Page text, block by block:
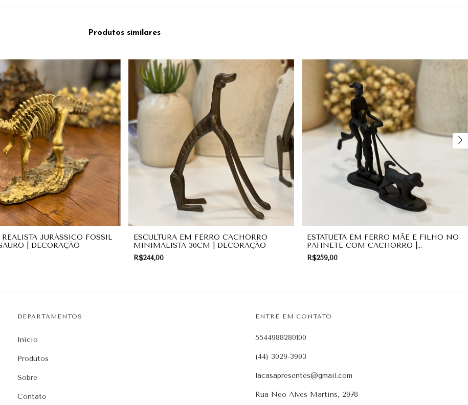
Produtos similares
REALISTA JURÁSSICO FOSSIL
| DECORAÇÃO
ESCULTURA EM FERRO CACHORRO
MINIMALISTA 30CM | DECORAÇÃO
R$244,00
ESTATUETA EM FERRO MÃE E FILHO NO
PATINETE COM CACHORRO |
DECORAÇÃO
R$259,00
DEPARTAMENTOS
Início
Produtos
Sobre
Contato
ENTRE EM CONTATO
5544988280100
(44) 3029-3993
lacasapresentes@gmail.com
Rua Neo Alves Martins, 2978